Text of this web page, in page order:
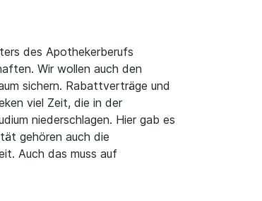
des Apothekerberufs
Wir wollen auch den
sichern. Rabattverträge und
viel Zeit, die in der
niederschlagen. Hier gab es
gehören auch die
Auch das muss auf